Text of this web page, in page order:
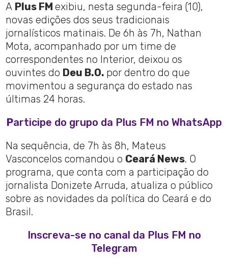
A Plus FMexibiu, nesta segunda-feira (10),
novas edições dos seus tradicionais
jornalísticos matinais. De 6h às 7h, Nathan
Mota, acompanhado por um time de
correspondentes no Interior, deixou os
ouvintes do Deu B.O. por dentro do que
movimentou a segurança do estado nas
últimas 24 horas.
Participe do grupo da Plus FM no WhatsApp
Na sequência, de 7h às 8h, Mateus
Vasconcelos comandou o Ceará News. O
programa, que conta com a participação do
jornalista Donizete Arruda, atualiza o público
sobre as novidades da política do Ceará e do
Brasil.
Inscreva-se no canal da Plus FM no
Telegram